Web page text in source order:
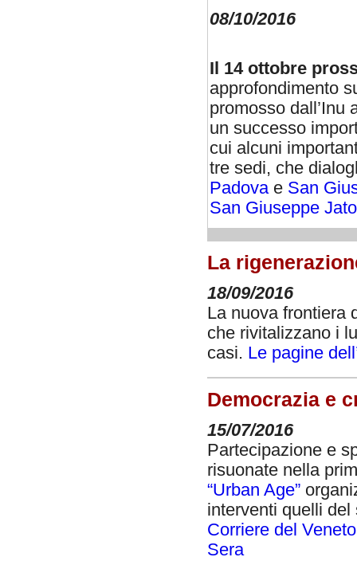
08/10/2016
Il 14 ottobre
approfondimento
promosso dall’Inu
un successo
cui alcuni
tre sedi, che
Padova e San
San Giuseppe Jato
La
18/09/2016
La nuova frontiera
che rivitalizzano i
casi. Le pagine
Democrazia e
15/07/2016
Partecipazione e
risuonate nella
“Urban Age”
interventi quelli
Corriere del Veneto
Sera